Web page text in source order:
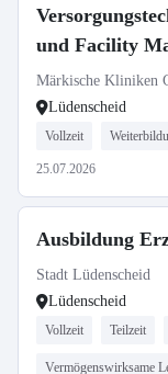
und Facility
Märkische Kliniken
Lüdenscheid
Vollzeit
25.07.2026
Ausbildung
Stadt Lüdenscheid
Lüdenscheid
Vollzeit Teilzeit
Vermögenswirksame